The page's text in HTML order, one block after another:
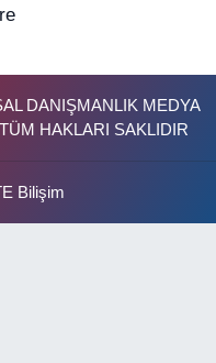
DANIŞMANLIK MEDYA
HAKLARI SAKLIDIR
Bilişim